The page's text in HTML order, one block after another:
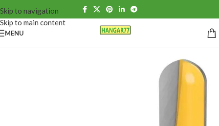
Skip to navigation
Skip to main content
MENU